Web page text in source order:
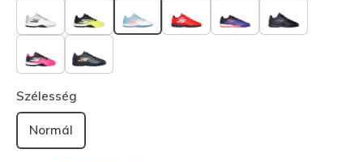
kiválasztva
Szélesség
Normál